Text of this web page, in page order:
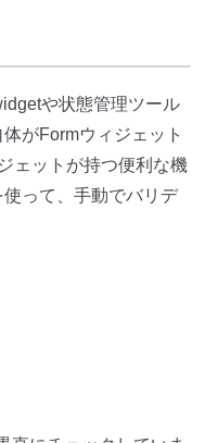
や状態管理ツール
がFormウィジェット
ェットが持つ便利な機
って、手動でバリデ